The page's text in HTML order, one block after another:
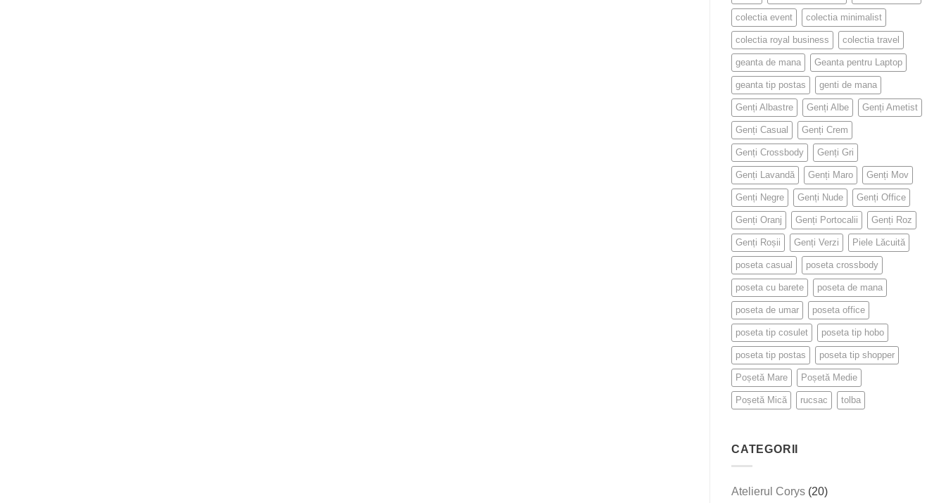
colectia event colectia minimalist
colectia royal business colectia travel
geanta de mana Geanta pentru Laptop
geanta tip postas genti de mana
Genți Albastre Genți Albe Genți Ametist
Genți Casual Genți Crem
Genți Crossbody Genți Gri
Genți Lavandă Genți Maro Genți Mov
Genți Negre Genți Nude Genți Office
Genți Oranj Genți Portocalii Genți Roz
Genți Roșii Genți Verzi Piele Lăcuită
poseta casual poseta crossbody
poseta cu barete poseta de mana
poseta de umar poseta office
poseta tip cosulet poseta tip hobo
poseta tip postas poseta tip shopper
Poșetă Mare Poșetă Medie
Poșetă Mică rucsac tolba
CATEGORII
Atelierul Corys (20)